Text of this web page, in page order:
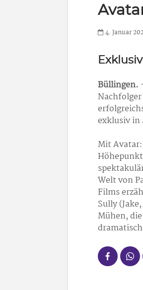
4. Januar
Büllingen.
exklusiv in
Mit
Welt von
Films
Sully
Mühen,